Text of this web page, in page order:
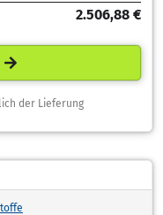
2.506,88 €
der Lieferung